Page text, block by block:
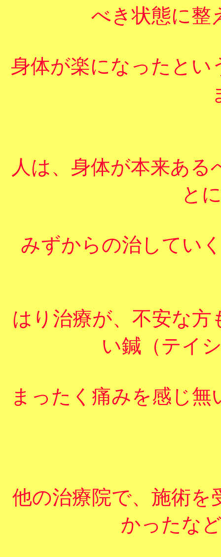
べき状態に整
身体が楽になったとい
人は、身体が本来あ
と
みずからの治してい
はり治療が、不安な
い鍼（テイ
まったく痛みを感じ
他の治療院で、施術を
かったな